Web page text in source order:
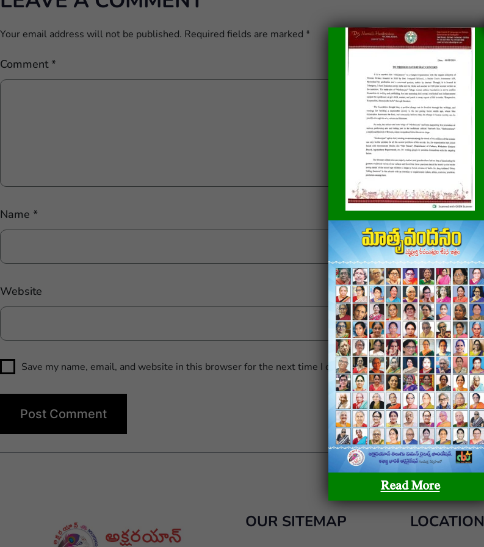
Your email address will not be published. Required fields are marked *
Comment*
Name * Email*
Website
Save my name, email, and website in this browser for the next time I comment.
OUR SITEMAP LOCATION
Read More